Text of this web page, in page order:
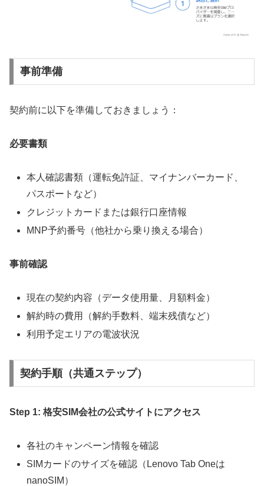
事前準備
契約前に以下を準備しておきましょう：
必要書類
本人確認書類（運転免許証、マイナンバーカード、
パスポートなど）
クレジットカードまたは銀行口座情報
MNP予約番号（他社から乗り換える場合）
事前確認
現在の契約内容（データ使用量、月額料金）
解約時の費用（解約手数料、端末残債など）
利用予定エリアの電波状況
契約手順（共通ステップ）
Step 1: 格安SIM会社の公式サイトにアクセス
各社のキャンペーン情報を確認
SIMカードのサイズを確認（Lenovo Tab Oneは
nanoSIM）